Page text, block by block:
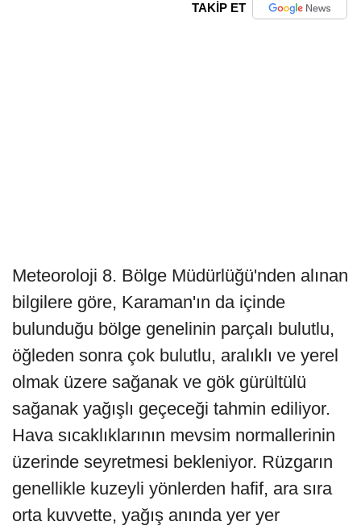
TAKİP ET
Meteoroloji 8. Bölge Müdürlüğü'nden alınan
bilgilere göre, Karaman'ın da içinde
bulunduğu bölge genelinin parçalı bulutlu,
öğleden sonra çok bulutlu, aralıklı ve yerel
olmak üzere sağanak ve gök gürültülü
sağanak yağışlı geçeceği tahmin ediliyor.
Hava sıcaklıklarının mevsim normallerinin
üzerinde seyretmesi bekleniyor. Rüzgarın
genellikle kuzeyli yönlerden hafif, ara sıra
orta kuvvette, yağış anında yer yer